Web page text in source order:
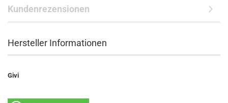
Kundenrezensionen
Hersteller Informationen
Givi